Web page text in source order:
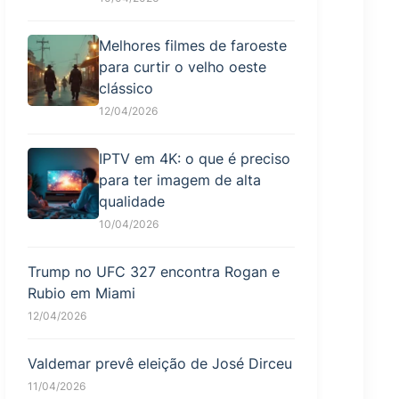
Melhores filmes de faroeste
para curtir o velho oeste
clássico
12/04/2026
IPTV em 4K: o que é preciso
para ter imagem de alta
qualidade
10/04/2026
Trump no UFC 327 encontra Rogan e
Rubio em Miami
12/04/2026
Valdemar prevê eleição de José Dirceu
11/04/2026